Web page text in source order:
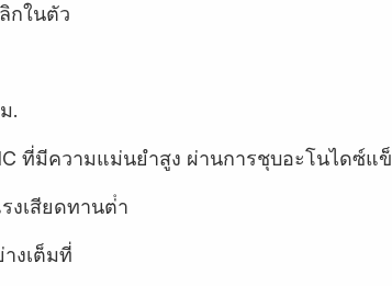
กในตัว
.
ที่มีความแม่นยำสูง ผ่านการชุบอะโนไดซ์แ
งเสียดทานต่ํา
งเต็มที่